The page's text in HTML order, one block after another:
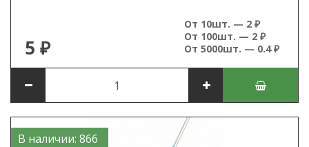
5 ₽
От 10шт. — 2 ₽
От 100шт. — 2 ₽
От 5000шт. — 0.4 ₽
В наличии: 866